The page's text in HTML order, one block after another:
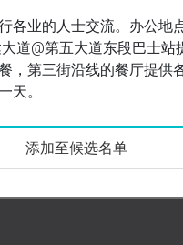
各业的人士交流。办公地
道@第五大道东段巴士站
，第三街沿线的餐厅提供
天。
添加至候选名单